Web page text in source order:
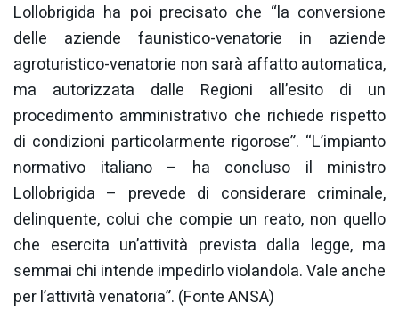
Lollobrigida ha poi precisato che “la conversione
delle aziende faunistico-venatorie in aziende
agroturistico-venatorie non sarà affatto automatica,
ma autorizzata dalle Regioni all’esito di un
procedimento amministrativo che richiede rispetto
di condizioni particolarmente rigorose”. “L’impianto
normativo italiano – ha concluso il ministro
Lollobrigida – prevede di considerare criminale,
delinquente, colui che compie un reato, non quello
che esercita un’attività prevista dalla legge, ma
semmai chi intende impedirlo violandola. Vale anche
per l’attività venatoria”. (Fonte ANSA)